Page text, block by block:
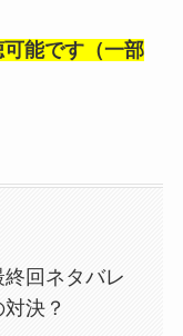
能です（一部
回ネタバレ
決？